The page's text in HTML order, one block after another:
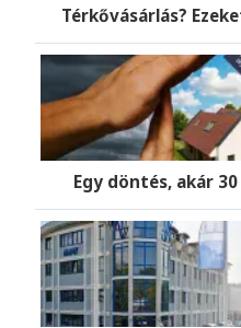
Térkővásárlás?
Egy döntés, akár